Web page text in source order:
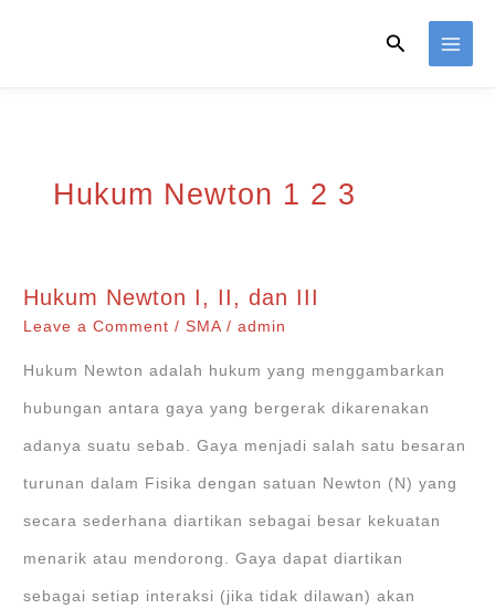
Search
Hukum Newton 1 2 3
Hukum Newton I, II, dan III
Leave a Comment /SMA/admin
Hukum Newton adalah hukum yang menggambarkan
hubungan antara gaya yang bergerak dikarenakan
adanya suatu sebab. Gaya menjadi salah satu besaran
turunan dalam Fisika dengan satuan Newton (N) yang
secara sederhana diartikan sebagai besar kekuatan
menarik atau mendorong. Gaya dapat diartikan
sebagai setiap interaksi (jika tidak dilawan) akan